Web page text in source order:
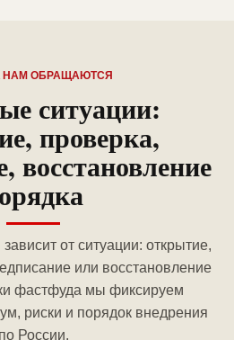
НАМ ОБРАЩАЮТСЯ
ситуации:
проверка,
восстановление
от ситуации: открытие,
или восстановление
фастфуда мы фиксируем
риски и порядок внедрения
по России.